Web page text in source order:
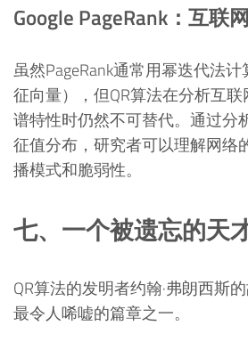
Google PageRank：互联
虽然PageRank通常用幂迭代法
征向量），但QR算法在分析互
谱特性时仍然不可替代。通过分
征值分布，研究者可以理解网络
播模式和脆弱性。
七、一个被遗忘的天
QR算法的发明者约翰·弗朗西斯
最令人唏嘘的篇章之一。